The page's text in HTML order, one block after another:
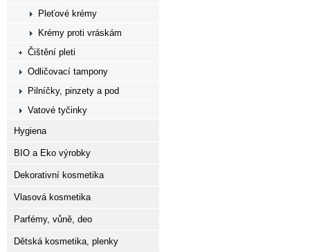
Pleťové krémy
Krémy proti vráskám
Čištění pleti
Odličovací tampony
Pilníčky, pinzety a pod
Vatové tyčinky
Hygiena
BIO a Eko výrobky
Dekorativní kosmetika
Vlasová kosmetika
Parfémy, vůně, deo
Dětská kosmetika, plenky